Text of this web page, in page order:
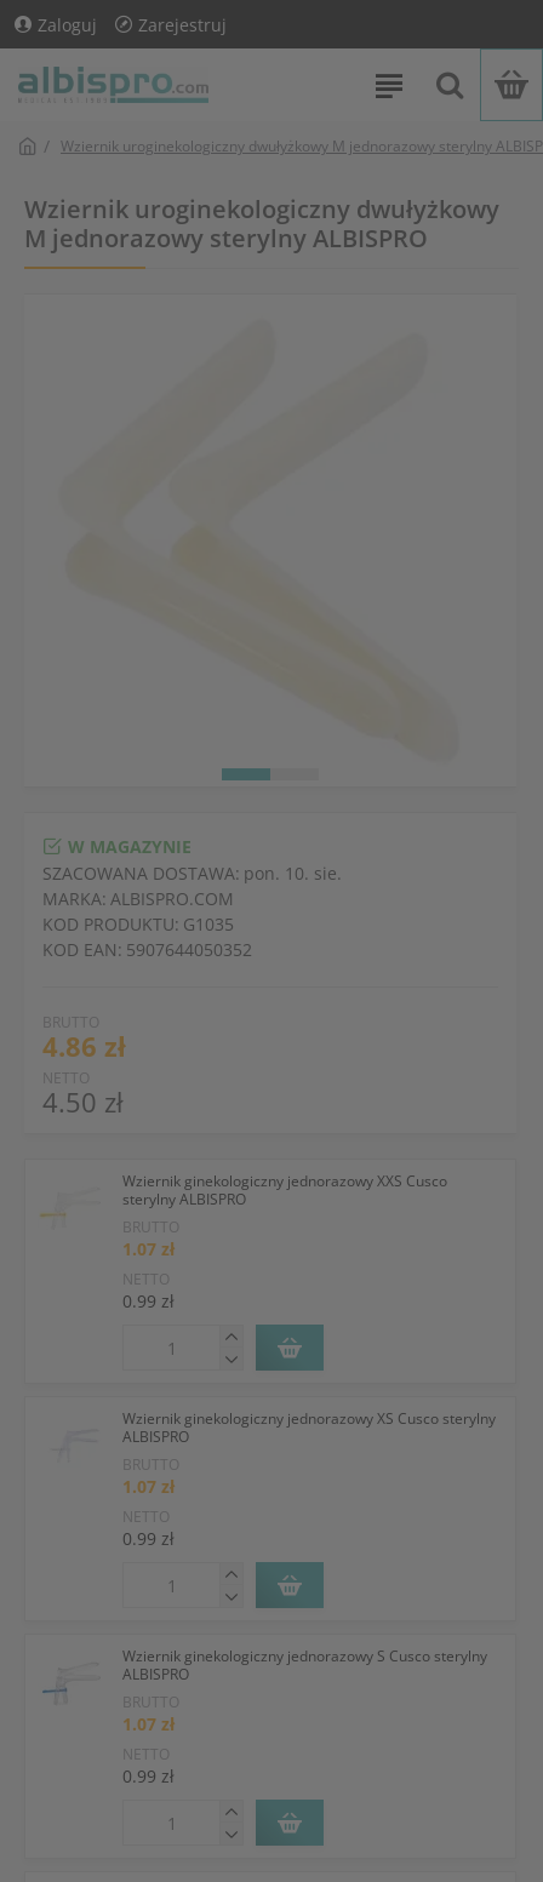
Zaloguj Zarejestruj
Wziernik uroginekologiczny dwułyżkowy M jednorazowy sterylny
Wziernik uroginekologiczny dwułyżkowy
M jednorazowy sterylny ALBISPRO
BRUTTO
4.86 zł
NETTO
4.50 zł
W MAGAZYNIE
SZACOWANA DOSTAWA: pon. 10. sie.
MARKA: ALBISPRO.COM
KOD PRODUKTU: G1035
KOD EAN: 5907644050352
Wziernik ginekologiczny jednorazowy XXS Cusco
sterylny ALBISPRO
BRUTTO
1.07 zł
NETTO
0.99 zł
Wziernik ginekologiczny jednorazowy XS Cusco sterylny
ALBISPRO
BRUTTO
1.07 zł
NETTO
0.99 zł
Wziernik ginekologiczny jednorazowy S Cusco sterylny
ALBISPRO
BRUTTO
1.07 zł
NETTO
0.99 zł